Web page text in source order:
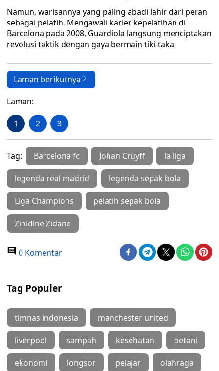
Namun, warisannya yang paling abadi lahir dari peran
sebagai pelatih. Mengawali karier kepelatihan di
Barcelona pada 2008, Guardiola langsung menciptakan
revolusi taktik dengan gaya bermain tiki-taka.
Laman berikutnya
Laman:
1 2 3
Tag: Barcelona fc Johan Cruyff la liga
legenda real madrid legenda sepak bola
Liga Champions pelatih sepak bola
Zinidine Zidane
0 Komentar
Tag Populer
timnas indonesia manchester united
liverpool sampah kesehatan petani
ekonomi longsor pelajar olahraga